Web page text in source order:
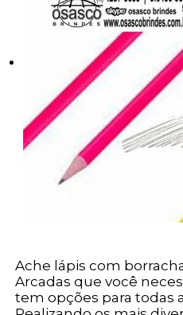
Ache lápis com
Arcadas que você
tem opções para todas